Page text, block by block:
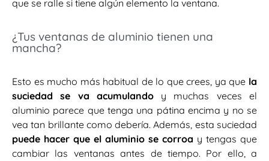
que se ralle si tiene algún elemento la ventana.
¿Tus ventanas de aluminio tienen una
mancha?
Esto es mucho más habitual de lo que crees, ya que la
suciedad se va acumulandoy muchas veces el
aluminio parece que tenga una pátina encima y no se
vea tan brillante como debería. Además, esta suciedad
puede hacer que el aluminio se corroa y tengas que
cambiar las ventanas antes de tiempo. Por ello, a